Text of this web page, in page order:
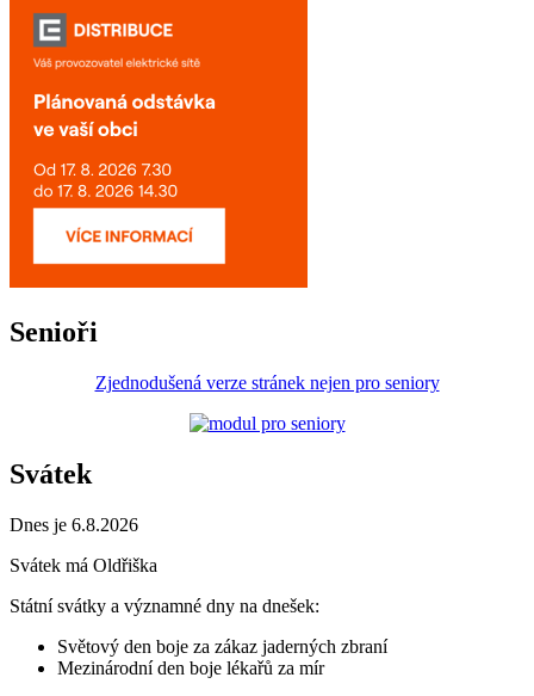
Senioři
Zjednodušená verze stránek nejen pro seniory
Svátek
Dnes je 6.8.2026
Svátek má Oldřiška
Státní svátky a významné dny na dnešek:
Světový den boje za zákaz jaderných zbraní
Mezinárodní den boje lékařů za mír